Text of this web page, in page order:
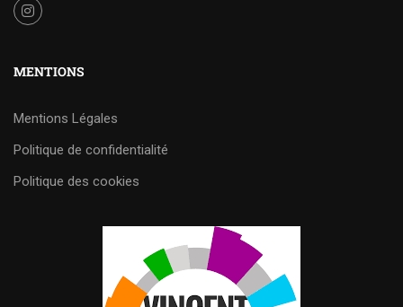
MENTIONS
Mentions Légales
Politique de confidentialité
Politique des cookies